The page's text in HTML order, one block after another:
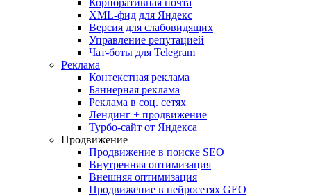
Корпоративная почта
XML-фид для Яндекс
Версия для слабовидящих
Управление репутацией
Чат-боты для Telegram
Реклама
Контекстная реклама
Баннерная реклама
Реклама в соц. сетях
Лендинг + продвижение
Турбо-сайт от Яндекса
Продвижение
Продвижение в поиске SEO
Внутренняя оптимизация
Внешняя оптимизация
Продвижение в нейросетях GEO